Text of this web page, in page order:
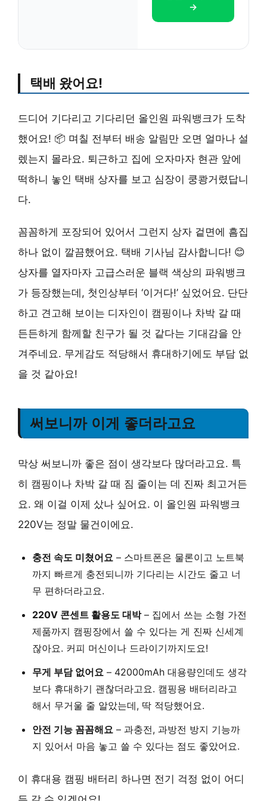
→
택배 왔어요!
드디어 기다리고 기다리던 올인원 파워뱅크가 도착
했어요! 📦 며칠 전부터 배송 알림만 오면 얼마나 설
렜는지 몰라요. 퇴근하고 집에 오자마자 현관 앞에
떡하니 놓인 택배 상자를 보고 심장이 쿵쾅거렸답니
다.
꼼꼼하게 포장되어 있어서 그런지 상자 겉면에 흠집
하나 없이 깔끔했어요. 택배 기사님 감사합니다! 😊
상자를 열자마자 고급스러운 블랙 색상의 파워뱅크
가 등장했는데, 첫인상부터 ‘이거다!’ 싶었어요. 단단
하고 견고해 보이는 디자인이 캠핑이나 차박 갈 때
든든하게 함께할 친구가 될 것 같다는 기대감을 안
겨주네요. 무게감도 적당해서 휴대하기에도 부담 없
을 것 같아요!
써보니까 이게 좋더라고요
막상 써보니까 좋은 점이 생각보다 많더라고요. 특
히 캠핑이나 차박 갈 때 짐 줄이는 데 진짜 최고거든
요. 왜 이걸 이제 샀나 싶어요. 이 올인원 파워뱅크
220V는 정말 물건이에요.
충전 속도 미쳤어요 – 스마트폰은 물론이고 노트북
까지 빠르게 충전되니까 기다리는 시간도 줄고 너
무 편하더라고요.
220V 콘센트 활용도 대박– 집에서 쓰는 소형 가전
제품까지 캠핑장에서 쓸 수 있다는 게 진짜 신세계
잖아요. 커피 머신이나 드라이기까지도요!
무게 부담 없어요 – 42000mAh 대용량인데도 생각
보다 휴대하기 괜찮더라고요. 캠핑용 배터리라고
해서 무거울 줄 알았는데, 딱 적당했어요.
안전 기능 꼼꼼해요 – 과충전, 과방전 방지 기능까
지 있어서 마음 놓고 쓸 수 있다는 점도 좋았어요.
이 휴대용 캠핑 배터리 하나면 전기 걱정 없이 어디